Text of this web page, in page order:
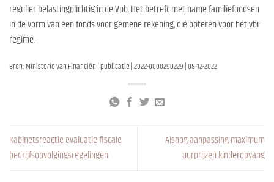
regulier belastingplichtig in de Vpb. Het betreft met name familiefondsen
in de vorm van een fonds voor gemene rekening, die opteren voor het vbi-
regime.
Bron: Ministerie van Financiën | publicatie | 2022-0000290229 | 08-12-2022
Kabinetsreactie evaluatie fiscale
bedrijfsopvolgingsregelingen
Alsnog aanpassing maximum
uurprijzen kinderopvang